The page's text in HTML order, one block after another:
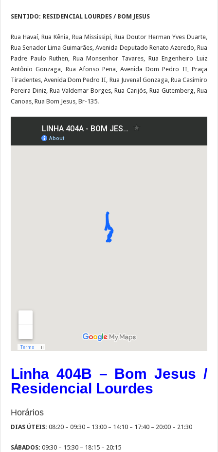
SENTIDO: RESIDENCIAL LOURDES / BOM JESUS
Rua Havaí, Rua Kênia, Rua Mississipi, Rua Doutor Herman Yves Duarte,
Rua Senador Lima Guimarães, Avenida Deputado Renato Azeredo, Rua
Padre Paulo Ruthen, Rua Monsenhor Tavares, Rua Engenheiro Luiz
Antônio Gonzaga, Rua Afonso Pena, Avenida Dom Pedro II, Praça
Tiradentes, Avenida Dom Pedro II, Rua Juvenal Gonzaga, Rua Casimiro
Pereira Diniz, Rua Valdemar Borges, Rua Carijós, Rua Gutemberg, Rua
Canoas, Rua Bom Jesus, Br-135.
Linha 404B – Bom Jesus /
Residencial Lourdes
Horários
DIAS ÚTEIS: 08:20 – 09:30 – 13:00 – 14:10 – 17:40 – 20:00 – 21:30
SÁBADOS: 09:30 – 15:30 – 18:15 – 20:15